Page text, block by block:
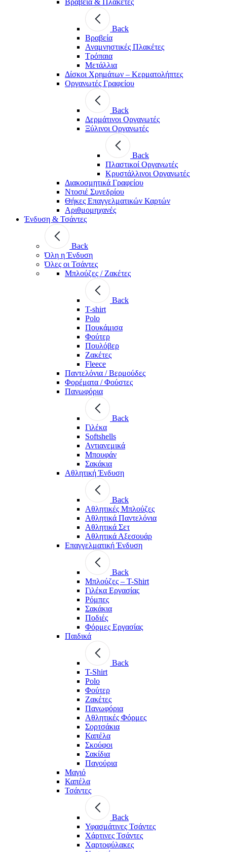
Back
Βραβεία
Αναμνηστικές Πλακέτες
Τρόπαια
Μετάλλια
Δίσκοι Χρημάτων – Κερματολήπτες
Οργανωτές Γραφείου
Back
Δερμάτινοι Οργανωτές
Ξύλινοι Οργανωτές
Back
Πλαστικοί Οργανωτές
Κρυστάλλινοι Οργανωτές
Διακοσμητικά Γραφείου
Ντοσιέ Συνεδρίου
Θήκες Επαγγελματικών Καρτών
Αριθμομηχανές
Ένδυση & Τσάντες
Back
Όλη η Ένδυση
Όλες οι Τσάντες
Μπλούζες / Ζακέτες
Back
T-shirt
Polo
Πουκάμισα
Φούτερ
Πουλόβερ
Ζακέτες
Fleece
Παντελόνια / Βερμούδες
Φορέματα / Φούστες
Πανωφόρια
Back
Γιλέκα
Softshells
Αντιανεμικά
Μπουφάν
Σακάκια
Αθλητική Ένδυση
Back
Aθλητικές Μπλούζες
Αθλητικά Παντελόνια
Αθλητικά Σετ
Αθλητικά Αξεσουάρ
Επαγγελματική Ένδυση
Back
Μπλούζες – T-Shirt
Γιλέκα Εργασίας
Ρόμπες
Σακάκια
Ποδιές
Φόρμες Εργασίας
Παιδικά
Back
T-Shirt
Polo
Φούτερ
Ζακέτες
Πανωφόρια
Αθλητικές Φόρμες
Σορτσάκια
Καπέλα
Σκούφοι
Σακίδια
Παγούρια
Μαγιό
Καπέλα
Τσάντες
Back
Υφασμάτινες Τσάντες
Χάρτινες Τσάντες
Χαρτοφύλακες